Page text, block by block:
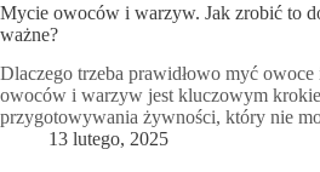
Mycie owoców i warzyw. Jak zrobić to
ważne?
Dlaczego trzeba prawidłowo myć
owoców i warzyw jest kluczowym
przygotowywania żywności, który nie
13 lutego, 2025